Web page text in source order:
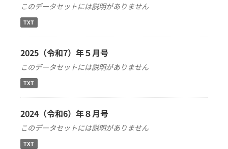
このデータセットには説明がありません
TXT
2025（令和7）年５月号
このデータセットには説明がありません
TXT
2024（令和6）年８月号
このデータセットには説明がありません
TXT